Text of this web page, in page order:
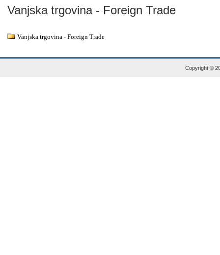
Vanjska trgovina - Foreign Trade
Vanjska trgovina - Foreign Trade
Copyright ©